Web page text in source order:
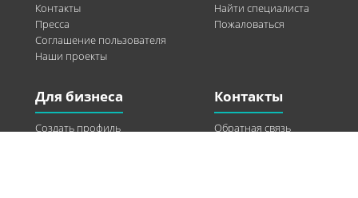
Контакты
Пресса
Соглашение пользователя
Наши проекты
Найти специалиста
Пожаловаться
Для бизнеса
Создать профиль
Контакты
Обратная связь